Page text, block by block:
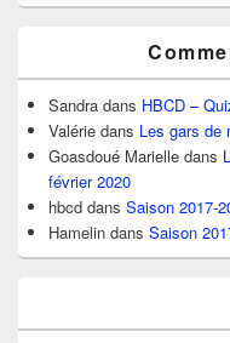
Sandra dans HBCD –
Valérie dans Les gars de
Goasdoué Marielle dans
février 2020
hbcd dans Saison 2017-
Hamelin dans Saison